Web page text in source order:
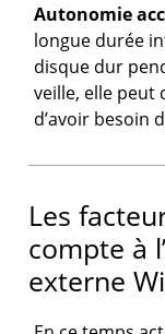
Autonomie
longue durée
disque dur
veille, elle peut
d’avoir besoin
Les
compte à
externe